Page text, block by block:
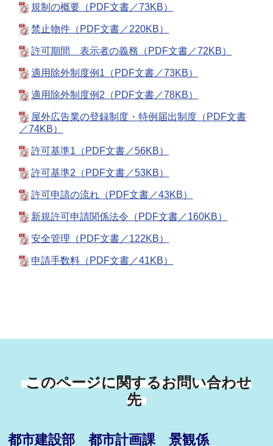
規制の概要（PDF文書／73KB）
禁止物件（PDF文書／220KB）
許可期間 表示者の義務（PDF文書／72KB）
適用除外制度例1（PDF文書／73KB）
適用除外制度例2（PDF文書／78KB）
屋外広告業の登録制度・特例届出制度（PDF文書
／74KB）
許可基準1（PDF文書／56KB）
許可基準2（PDF文書／53KB）
許可申請の流れ（PDF文書／43KB）
新規許可申請関係法令（PDF文書／160KB）
安全管理（PDF文書／122KB）
申請手数料（PDF文書／41KB）
このページに関するお問い合わせ
先
都市建設部 都市計画課 景観係